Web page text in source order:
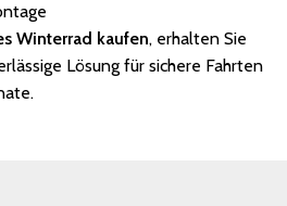
Winterrad kaufen, erhalten Sie
Lösung für sichere Fahrten